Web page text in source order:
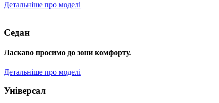
Детальніше про моделі
Седан
Ласкаво просимо до зони комфорту.
Детальніше про моделі
Універсал